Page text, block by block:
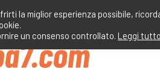
la miglior esperienza possibile,
un consenso controllato. Leggi tutto